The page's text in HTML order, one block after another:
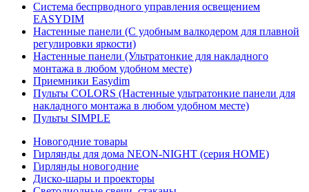
Система беспрводного управления освещением
EASYDIM
Настенные панели (С удобным валкодером для плавной
регулировки яркости)
Настенные панели (Ультратонкие для накладного
монтажа в любом удобном месте)
Приемники Easydim
Пульты COLORS (Настенные ультратонкие панели для
накладного монтажа в любом удобном месте)
Пульты SIMPLE
Новогодние товары
Гирлянды для дома NEON-NIGHT (серия HOME)
Гирлянды новогодние
Диско-шары и проекторы